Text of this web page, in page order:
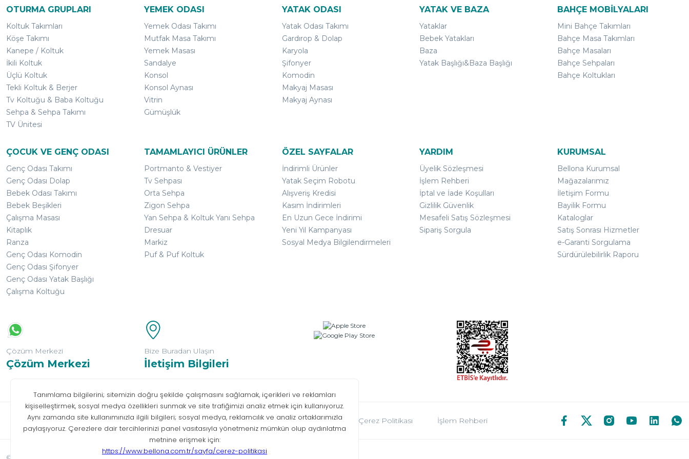
OTURMA GRUPLARI
Koltuk Takımları
Köşe Takımı
Kanepe / Koltuk
İkili Koltuk
Üçlü Koltuk
Tekli Koltuk & Berjer
Tv Koltuğu & Baba Koltuğu
Sehpa & Sehpa Takımı
TV Ünitesi
YEMEK ODASI
Yemek Odası Takımı
Mutfak Masa Takımı
Yemek Masası
Sandalye
Konsol
Konsol Aynası
Vitrin
Gümüşlük
YATAK ODASI
Yatak Odası Takımı
Gardırop & Dolap
Karyola
Şifonyer
Komodin
Makyaj Masası
Makyaj Aynası
YATAK VE BAZA
Yataklar
Bebek Yatakları
Baza
Yatak Başlığı&Baza Başlığı
BAHÇE MOBİLYALARI
Mini Bahçe Takımları
Bahçe Masa Takımları
Bahçe Masaları
Bahçe Sehpaları
Bahçe Koltukları
ÇOCUK VE GENÇ ODASI
Genç Odası Takımı
Genç Odası Dolap
Bebek Odası Takımı
Bebek Beşikleri
Çalışma Masası
Kitaplık
Ranza
Genç Odası Komodin
Genç Odası Şifonyer
Genç Odası Yatak Başlığı
Çalışma Koltuğu
TAMAMLAYICI ÜRÜNLER
Portmanto & Vestiyer
Tv Sehpası
Orta Sehpa
Zigon Sehpa
Yan Sehpa & Koltuk Yanı Sehpa
Dresuar
Markiz
Puf & Puf Koltuk
ÖZEL SAYFALAR
İndirimli Ürünler
Yatak Seçim Robotu
Alışveriş Kredisi
Kasım İndirimleri
En Uzun Gece İndirimi
Yeni Yıl Kampanyası
Sosyal Medya Bilgilendirmeleri
YARDIM
Üyelik Sözleşmesi
İşlem Rehberi
İptal ve İade Koşulları
Gizlilik Güvenlik
Mesafeli Satış Sözleşmesi
Sipariş Sorgula
KURUMSAL
Bellona Kurumsal
Mağazalarımız
İletişim Formu
Bayilik Formu
Kataloglar
Satış Sonrası Hizmetler
e-Garanti Sorgulama
Sürdürülebilirlik Raporu
Çözüm Merkezi
Çözüm Merkezi
Bize Buradan Ulaşın
İletişim Bilgileri
Bilgi Toplumu Hizmetleri KVKK Çerez Politikası İşlem Rehberi